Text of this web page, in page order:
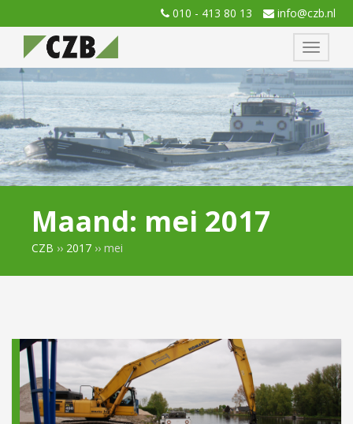
info@czb.nl
010 - 413 80 13
Toggle
Maand: mei 2017
CZB ›› 2017 ›› mei